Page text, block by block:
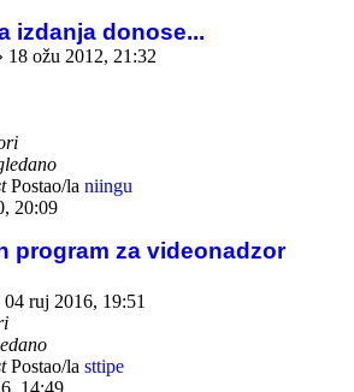
izdanja donose...
18 ožu 2012, 21:32
Postao/la niingu
20:09
program za videonadzor
04 ruj 2016, 19:51
Postao/la sttipe
14:49